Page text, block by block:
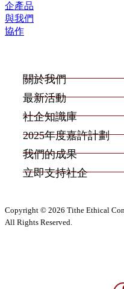
企產品
與我們
協作
關於我們
最新活動
社企知識庫
2025年度嘉許計劃
我們的成果
立即支持社企
Copyright © 2026 Tithe Ethical
All Rights Reserved.